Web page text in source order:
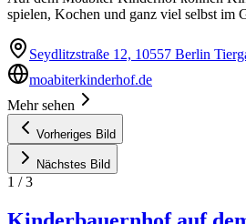
spielen, Kochen und ganz viel selbst im
Seydlitzstraße 12, 10557 Berlin
moabiterkinderhof.de
Mehr sehen
Vorheriges Bild
Nächstes Bild
1 /3